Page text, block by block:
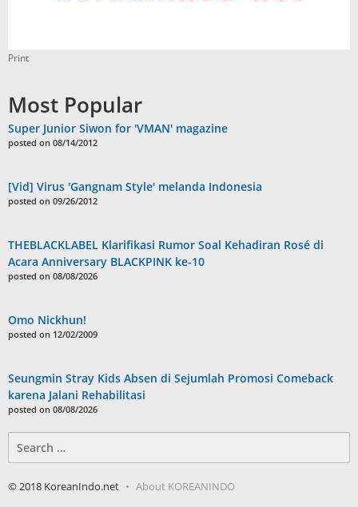
Print
Most Popular
Super Junior Siwon for 'VMAN' magazine
posted on 08/14/2012
[Vid] Virus 'Gangnam Style' melanda Indonesia
posted on 09/26/2012
THEBLACKLABEL Klarifikasi Rumor Soal Kehadiran Rosé di
Acara Anniversary BLACKPINK ke-10
posted on 08/08/2026
Omo Nickhun!
posted on 12/02/2009
Seungmin Stray Kids Absen di Sejumlah Promosi Comeback
karena Jalani Rehabilitasi
posted on 08/08/2026
for:
© 2018 KoreanIndo.net About KOREANINDO